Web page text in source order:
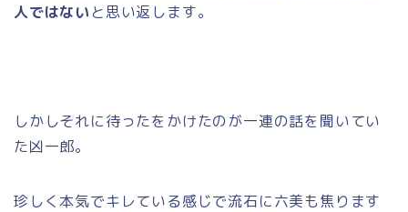
人ではないと思い返します。
しかしそれに待ったをかけたのが一連の話を聞いてい
た凶一郎。
珍しく本気でキレている感じで流石に六美も焦ります